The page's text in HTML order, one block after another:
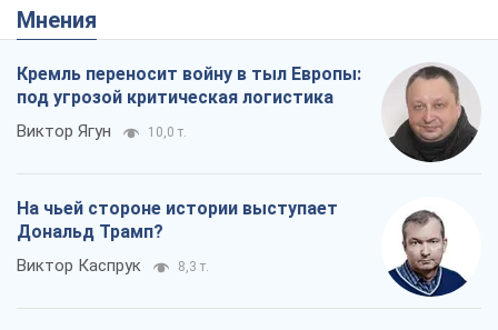
Мнения
Кремль переносит войну в тыл Европы:
под угрозой критическая логистика
Виктор Ягун 10,0 т.
На чьей стороне истории выступает
Дональд Трамп?
Виктор Каспрук 8,3 т.